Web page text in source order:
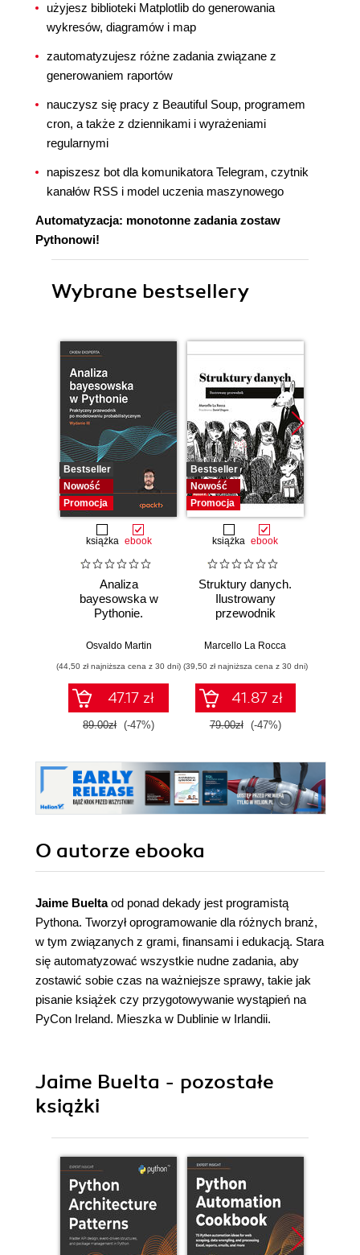
użyjesz biblioteki Matplotlib do generowania
wykresów, diagramów i map
zautomatyzujesz różne zadania związane z
generowaniem raportów
nauczysz się pracy z Beautiful Soup, programem
cron, a także z dziennikami i wyrażeniami
regularnymi
napiszesz bot dla komunikatora Telegram, czytnik
kanałów RSS i model uczenia maszynowego
Automatyzacja: monotonne zadania zostaw
Pythonowi!
Wybrane bestsellery
Bestseller
Nowość
Promocja
książka ebook
Analiza
bayesowska w
Pythonie.
przewodnik po
probabilistycznym.
Wydanie III
Osvaldo Martin
(44,50 zł najniższa cena z 30 dni)
47.17 zł
89.00zł (-47%)
Bestseller
Nowość
Promocja
książka ebook
Struktury danych.
Ilustrowany
przewodnik
Marcello La Rocca
(39,50 zł najniższa cena z 30 dni)
41.87 zł
79.00zł (-47%)
O autorze ebooka
Jaime Bueltaod ponad dekady jest programistą
Pythona. Tworzył oprogramowanie dla różnych branż,
w tym związanych z grami, finansami i edukacją. Stara
się automatyzować wszystkie nudne zadania, aby
zostawić sobie czas na ważniejsze sprawy, takie jak
pisanie książek czy przygotowywanie wystąpień na
PyCon Ireland. Mieszka w Dublinie w Irlandii.
Jaime Buelta - pozostałe
książki